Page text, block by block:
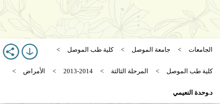
الجامعات جامعة الموصل كلية طب الموصل
كلية طب الموصل المرحلة الثالثة 2013-2014 الأمراض
د.وحدة النعيمي